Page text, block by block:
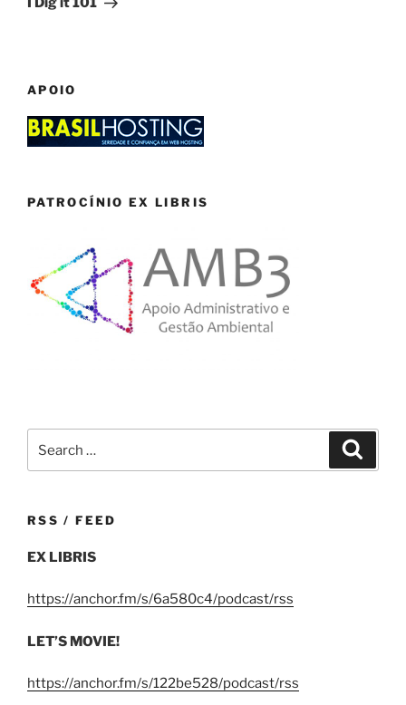
APOIO
PATROCÍNIO EX LIBRIS
for:
RSS / FEED
EX LIBRIS
https://anchor.fm/s/6a580c4/podcast/rss
LET’S MOVIE!
https://anchor.fm/s/122be528/podcast/rss